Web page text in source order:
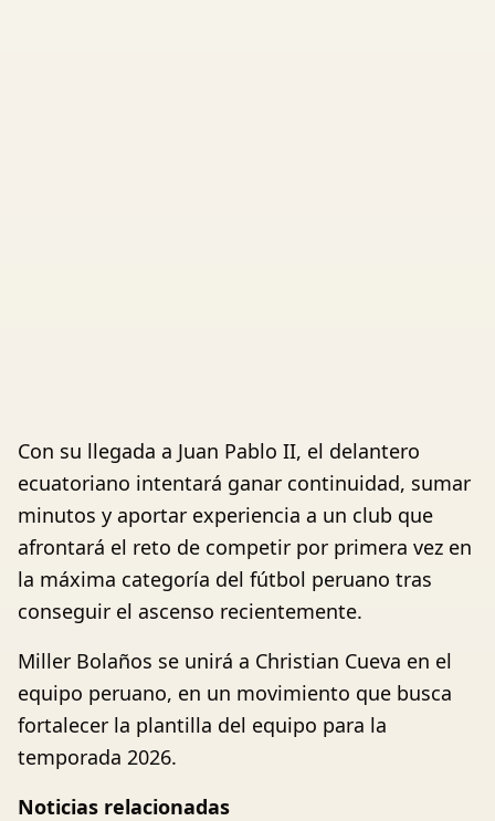
Con su llegada a Juan Pablo II, el delantero
ecuatoriano intentará ganar continuidad, sumar
minutos y aportar experiencia a un club que
afrontará el reto de competir por primera vez en
la máxima categoría del fútbol peruano tras
conseguir el ascenso recientemente.
Miller Bolaños se unirá a Christian Cueva en el
equipo peruano, en un movimiento que busca
fortalecer la plantilla del equipo para la
temporada 2026.
Noticias relacionadas